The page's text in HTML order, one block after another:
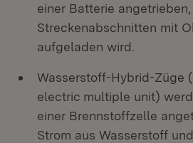
einer Batterie
Streckenabschnitten mit
aufgeladen wird.
Wasserstoff-Hybrid-Züge
electric multiple unit)
einer Brennstoffzelle
Strom aus Wasserstoff